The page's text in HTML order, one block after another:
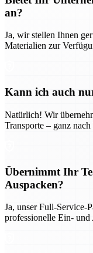
an?
Ja, wir stellen Ihnen
Materialien zur
Kann ich auch
Natürlich! Wir
Transporte – ganz
Übernimmt Ihr
Auspacken?
Ja, unser Full-Service-
professionelle Ein- und